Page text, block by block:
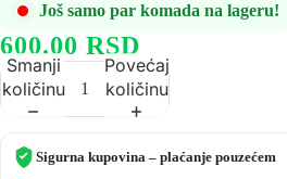
Još samo par komada na lageru!
600.00 RSD
Smanji
količinu
Povećaj
količinu
Sigurna kupovina – plaćanje pouzećem